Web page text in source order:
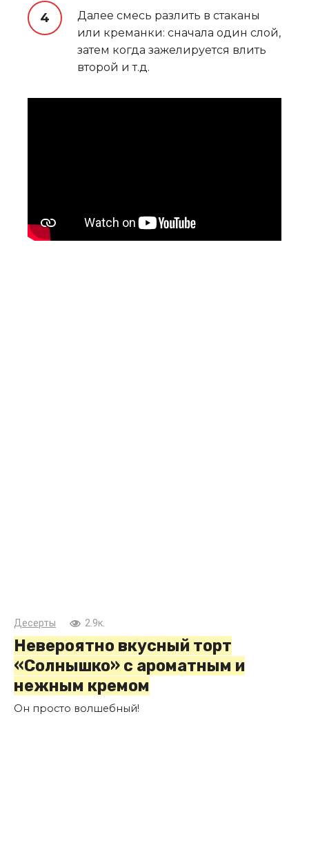
Далее смесь разлить в стаканы
или креманки: сначала один слой,
затем когда зажелируется влить
второй и т.д.
Десерты 2.9к.
Невероятно вкусный торт
«Солнышко» с ароматным и
нежным кремом
Он просто волшебный!